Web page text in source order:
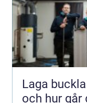
Laga buckla på bil
och hur går